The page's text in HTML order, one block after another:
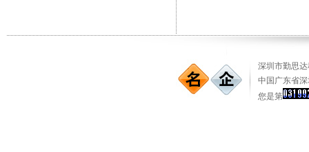
深圳市勤思
中国广东省
您是第